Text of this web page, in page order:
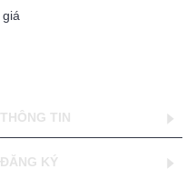
THÔNG TIN
ĐĂNG KÝ